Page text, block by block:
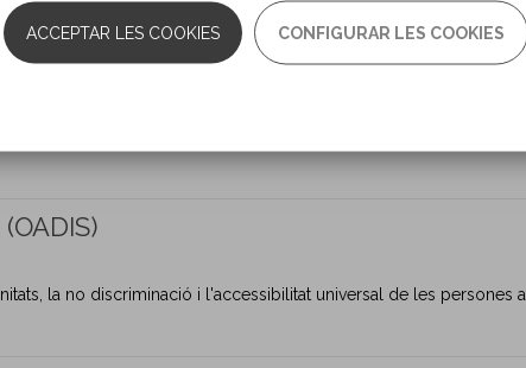
Personas con Discapacidad
de modificació de la capacitat (Diligències Prejudicials,
la no discriminació i l'accessibilitat universal de les persones
ACCEPTAR LES COOKIES CONFIGURAR LES COOKIES